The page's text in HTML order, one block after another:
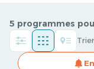
5 programmes